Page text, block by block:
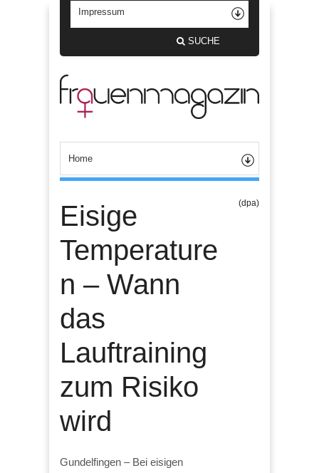
SUCHE
Eisige
Temperature
n – Wann
das
Lauftraining
zum Risiko
wird
(dpa)
Gundelfingen – Bei eisigen